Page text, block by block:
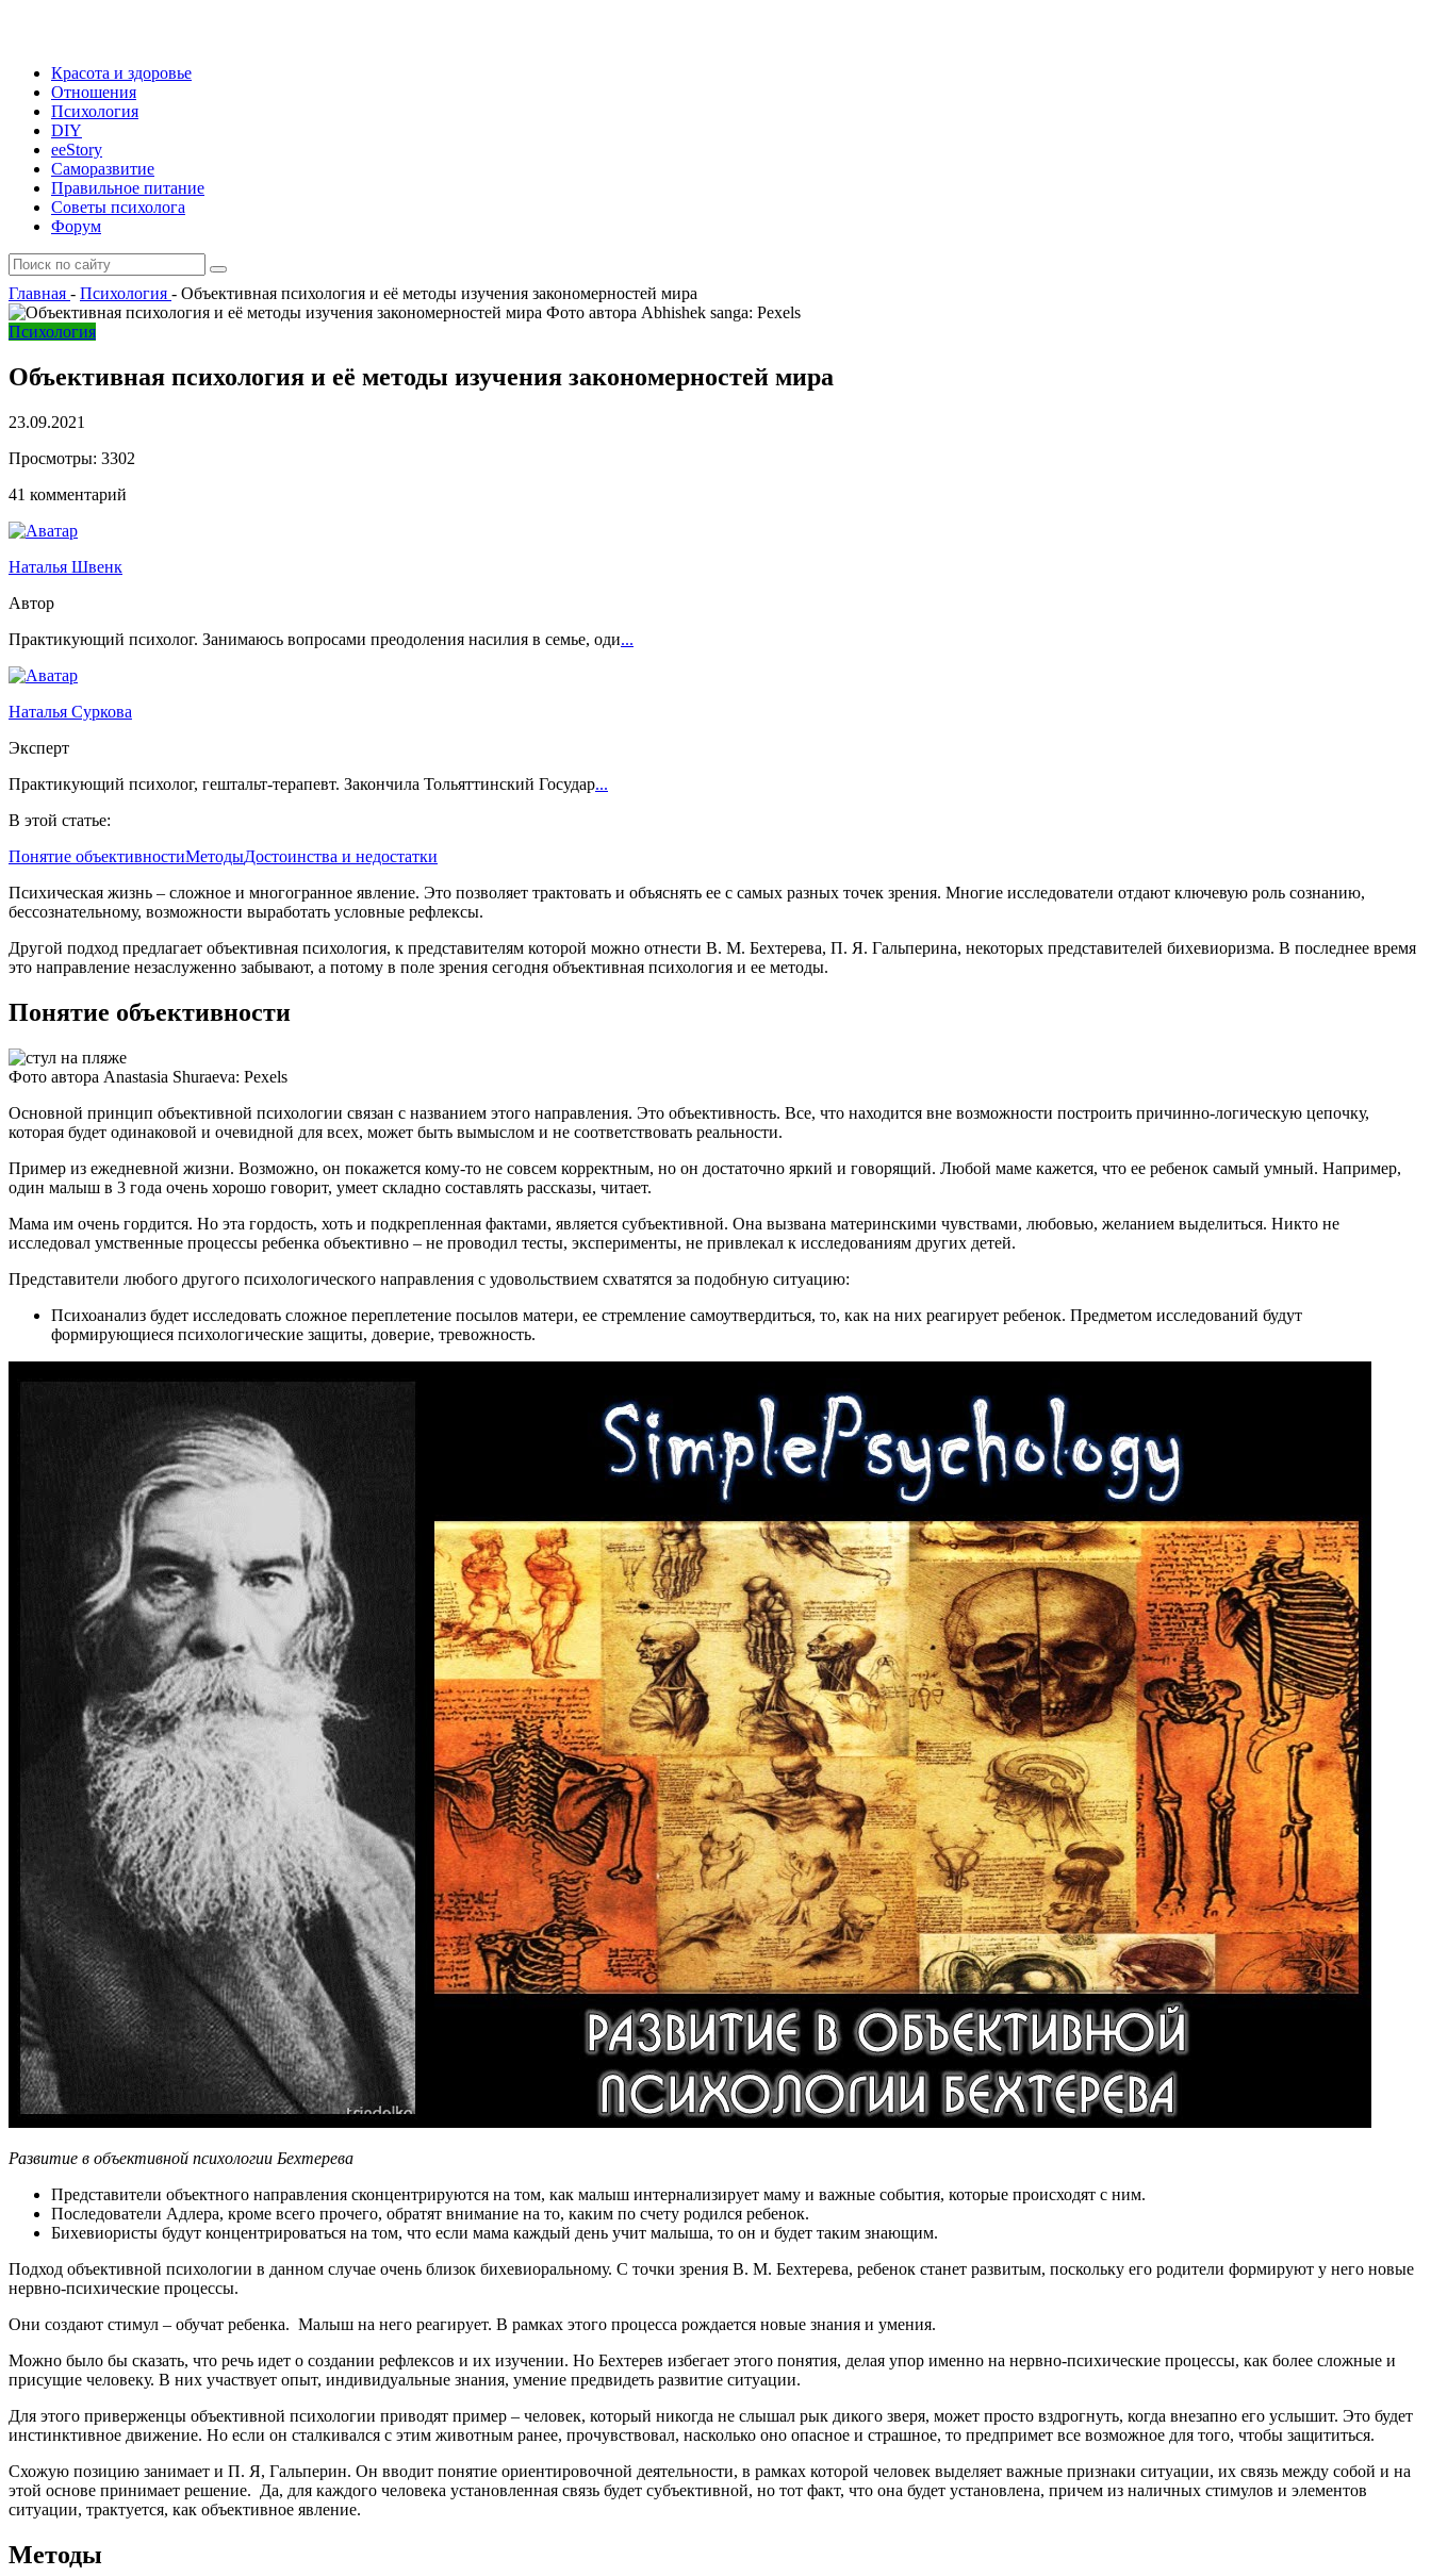
Красота и здоровье
Отношения
Психология
DIY
ееStory
Саморазвитие
Правильное питание
Советы психолога
Форум
Главная - Психология - Объективная психология и её методы изучения закономерностей мира
Фото автора Abhishek sanga: Pexels
Психология
Объективная психология и её методы изучения закономерностей мира
23.09.2021
Просмотры: 3302
41 комментарий
Наталья Швенк
Автор
Практикующий психолог. Занимаюсь вопросами преодоления насилия в семье, оди...
Наталья Суркова
Эксперт
Практикующий психолог, гештальт-терапевт. Закончила Тольяттинский Государ...
В этой статье:
Понятие объективностиМетодыДостоинства и недостатки
Психическая жизнь – сложное и многогранное явление. Это позволяет трактовать и объяснять ее с самых разных точек зрения. Многие исследователи отдают ключевую роль сознанию,
бессознательному, возможности выработать условные рефлексы.
Другой подход предлагает объективная психология, к представителям которой можно отнести В. М. Бехтерева, П. Я. Гальперина, некоторых представителей бихевиоризма. В последнее время
это направление незаслуженно забывают, а потому в поле зрения сегодня объективная психология и ее методы.
Понятие объективности
Фото автора Anastasia Shuraeva: Pexels
Основной принцип объективной психологии связан с названием этого направления. Это объективность. Все, что находится вне возможности построить причинно-логическую цепочку,
которая будет одинаковой и очевидной для всех, может быть вымыслом и не соответствовать реальности.
Пример из ежедневной жизни. Возможно, он покажется кому-то не совсем корректным, но он достаточно яркий и говорящий. Любой маме кажется, что ее ребенок самый умный. Например,
один малыш в 3 года очень хорошо говорит, умеет складно составлять рассказы, читает.
Мама им очень гордится. Но эта гордость, хоть и подкрепленная фактами, является субъективной. Она вызвана материнскими чувствами, любовью, желанием выделиться. Никто не
исследовал умственные процессы ребенка объективно – не проводил тесты, эксперименты, не привлекал к исследованиям других детей.
Представители любого другого психологического направления с удовольствием схватятся за подобную ситуацию:
Психоанализ будет исследовать сложное переплетение посылов матери, ее стремление самоутвердиться, то, как на них реагирует ребенок. Предметом исследований будут
формирующиеся психологические защиты, доверие, тревожность.
Развитие в объективной психологии Бехтерева
Представители объектного направления сконцентрируются на том, как малыш интернализирует маму и важные события, которые происходят с ним.
Последователи Адлера, кроме всего прочего, обратят внимание на то, каким по счету родился ребенок.
Бихевиористы будут концентрироваться на том, что если мама каждый день учит малыша, то он и будет таким знающим.
Подход объективной психологии в данном случае очень близок бихевиоральному. С точки зрения В. М. Бехтерева, ребенок станет развитым, поскольку его родители формируют у него новые
нервно-психические процессы.
Они создают стимул – обучат ребенка. Малыш на него реагирует. В рамках этого процесса рождается новые знания и умения.
Можно было бы сказать, что речь идет о создании рефлексов и их изучении. Но Бехтерев избегает этого понятия, делая упор именно на нервно-психические процессы, как более сложные и
присущие человеку. В них участвует опыт, индивидуальные знания, умение предвидеть развитие ситуации.
Для этого приверженцы объективной психологии приводят пример – человек, который никогда не слышал рык дикого зверя, может просто вздрогнуть, когда внезапно его услышит. Это будет
инстинктивное движение. Но если он сталкивался с этим животным ранее, прочувствовал, насколько оно опасное и страшное, то предпримет все возможное для того, чтобы защититься.
Схожую позицию занимает и П. Я, Гальперин. Он вводит понятие ориентировочной деятельности, в рамках которой человек выделяет важные признаки ситуации, их связь между собой и на
этой основе принимает решение. Да, для каждого человека установленная связь будет субъективной, но тот факт, что она будет установлена, причем из наличных стимулов и элементов
ситуации, трактуется, как объективное явление.
Методы